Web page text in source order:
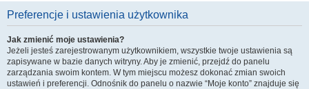
Preferencje i ustawienia użytkownika
Jak zmienić moje ustawienia?
Jeżeli jesteś zarejestrowanym użytkownikiem, wszystkie twoje ustawienia są
zapisywane w bazie danych witryny. Aby je zmienić, przejdź do panelu
zarządzania swoim kontem. W tym miejscu możesz dokonać zmian swoich
ustawień i preferencji. Odnośnik do panelu o nazwie “Moje konto” znajduje się